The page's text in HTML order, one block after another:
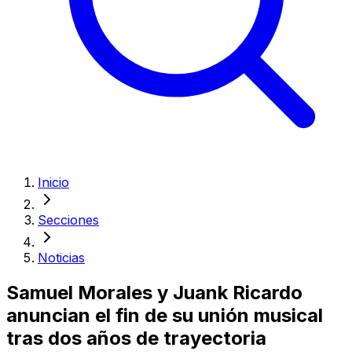
Inicio
Secciones
Noticias
Samuel Morales y Juank Ricardo
anuncian el fin de su unión musical
tras dos años de trayectoria